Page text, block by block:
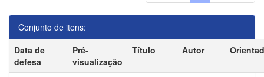
Conjunto de itens:
Data de
defesa
Pré-
visualização
Título Autor